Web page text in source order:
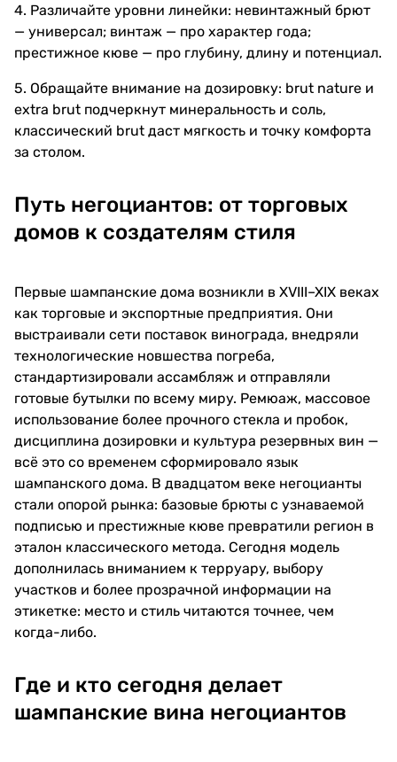
4. Различайте уровни линейки: невинтажный брют
— универсал; винтаж — про характер года;
престижное кюве — про глубину, длину и потенциал.
5. Обращайте внимание на дозировку: brut nature и
extra brut подчеркнут минеральность и соль,
классический brut даст мягкость и точку комфорта
за столом.
Путь негоциантов: от торговых
домов к создателям стиля
Первые шампанские дома возникли в XVIII–XIX веках
как торговые и экспортные предприятия. Они
выстраивали сети поставок винограда, внедряли
технологические новшества погреба,
стандартизировали ассамбляж и отправляли
готовые бутылки по всему миру. Ремюаж, массовое
использование более прочного стекла и пробок,
дисциплина дозировки и культура резервных вин —
всё это со временем сформировало язык
шампанского дома. В двадцатом веке негоцианты
стали опорой рынка: базовые брюты с узнаваемой
подписью и престижные кюве превратили регион в
эталон классического метода. Сегодня модель
дополнилась вниманием к терруару, выбору
участков и более прозрачной информации на
этикетке: место и стиль читаются точнее, чем
когда-либо.
Где и кто сегодня делает
шампанские вина негоциантов